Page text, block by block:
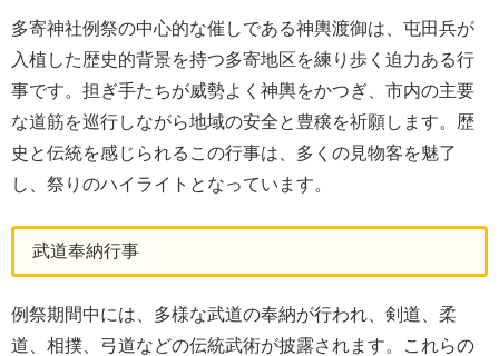
多寄神社例祭の中心的な催しである神輿渡御は、屯田兵が
入植した歴史的背景を持つ多寄地区を練り歩く迫力ある行
事です。担ぎ手たちが威勢よく神輿をかつぎ、市内の主要
な道筋を巡行しながら地域の安全と豊穣を祈願します。歴
史と伝統を感じられるこの行事は、多くの見物客を魅了
し、祭りのハイライトとなっています。
武道奉納行事
例祭期間中には、多様な武道の奉納が行われ、剣道、柔
道、相撲、弓道などの伝統武術が披露されます。これらの